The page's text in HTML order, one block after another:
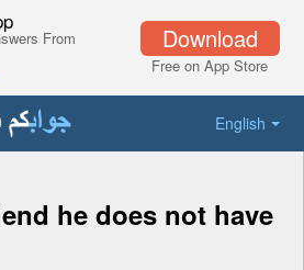
Download
Free on App Store
From
English
he does not have